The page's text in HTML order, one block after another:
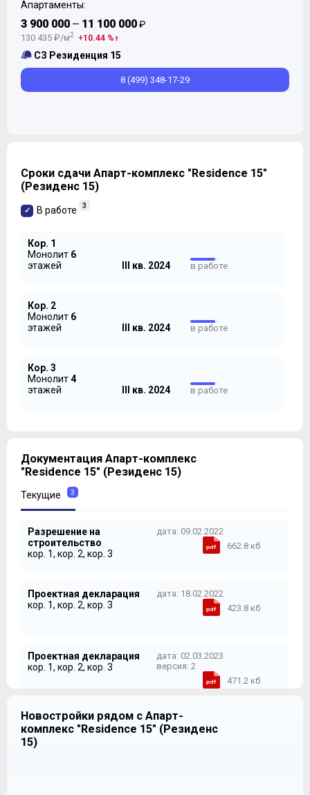
Апартаменты:
3 900 000 — 11 100 000₽
130 435 ₽/м2 10.44 %
СЗ Резиденция 15
8 (499) 348-17-29
Сроки сдачи Апарт-комплекс "Residence 15"
(Резиденс 15)
В работе 3
Кор. 1
Монолит 6
этажей
III кв. 2024 в работе
Кор. 2
Монолит 6
этажей
III кв. 2024 в работе
Кор. 3
Монолит4
этажей
III кв. 2024 в работе
Документация Апарт-комплекс
"Residence 15" (Резиденс 15)
Текущие 3
Разрешение на
строительство
кор. 1, кор. 2, кор. 3
дата: 09.02.2022
662.8 кб
Проектная декларация
кор. 1, кор. 2, кор. 3
дата: 18.02.2022
423.8 кб
Проектная декларация
кор. 1, кор. 2, кор. 3
дата: 02.03.2023
версия: 2
471.2 кб
Новостройки рядом с Апарт-
комплекс "Residence 15" (Резиденс
15)